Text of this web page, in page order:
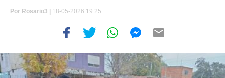
Por Rosario3 | 18-05-2026 19:25